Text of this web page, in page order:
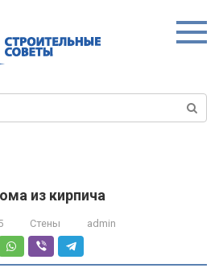
из кирпича
Стены admin